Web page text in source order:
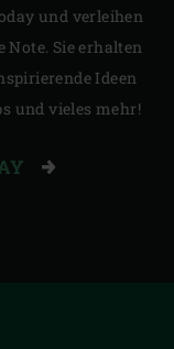
und verleihen
Note. Sie erhalten
Ideen
und vieles mehr!